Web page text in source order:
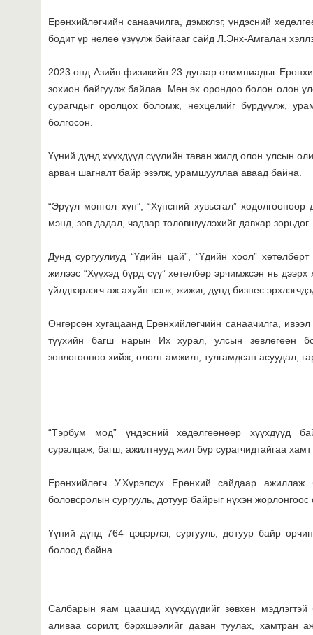
Ерөнхийлөгчийн санаачилга, дэмжлэг, үндэсний
бодит үр нөлөө үзүүлж байгааг сайд Л.Энх-Амгалан
2023 онд Азийн физикийн 23 дугаар олимпиадыг
зохион байгуулж байлаа. Мөн эх орондоо болон олон
сурагчдыг оролцох боломж, нөхцөлийг бүрдүүлж,
болгосон.
Үүний дүнд хүүхдүүд сүүлийн таван жилд олон улсын
арван шагналт байр эзэлж, урамшууллаа аваад байна.
“Эрүүл монгол хүн”, “Хүнсний хувьсгал”
мэнд, зөв дадал, чадвар төлөвшүүлэхийг давхар зорьдог.
Дунд сургуулиуд “Үдийн цай”, “Үдийн хоол”
жилээс “Хүүхэд бүрд сүү” хөтөлбөр эрчимжсэн нь
үйлдвэрлэгч аж ахуйн нэгж, жижиг, дунд бизнес
Өнгөрсөн хугацаанд Ерөнхийлөгчийн санаачилга,
түүхийн багш нарын Их хурал, улсын зөвлөгөөн
зөвлөгөөнөө хийж, ололт амжилт, тулгамдсан асуудал,
“Тэрбум мод” үндэсний хөдөлгөөнөөр хүүхдүүд
суралцаж, багш, ажилтнууд жил бүр сурагчидтайгаа
Ерөнхийлөгч У.Хүрэлсүх Ерөнхий сайдаар ажиллаж
боловсролын сургууль, дотуур байрыг нүхэн жорлонгоос
Үүний дүнд 764 цэцэрлэг, сургууль, дотуур байр
болоод байна.
Салбарын яам цаашид хүүхдүүдийг зөвхөн мэдлэгтэй
аливаа сорилт, бэрхшээлийг даван туулах, хамтран